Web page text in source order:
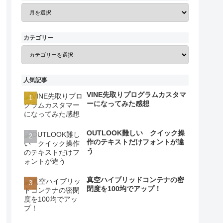
カテゴリー
人気記事
VINE先取りプログラムカスタマ
ーになってみた感想
OUTLOOK難しい クイック操
作のテキストだけフォントが違
う
真空ハイブリッドコンテナの密
閉度を100均でアップ！